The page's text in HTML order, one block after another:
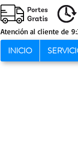
Atención al cliente de
INICIO